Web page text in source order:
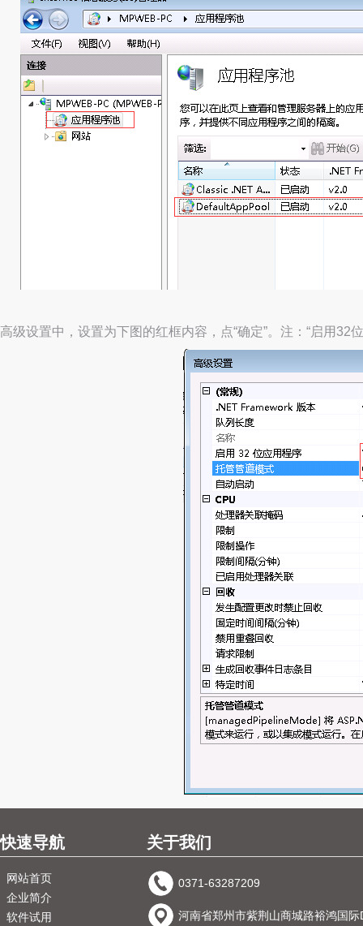
高级设置中，设置为下图的红框内容，点“确定”。注：“启用32
快速导航
网站首页
企业简介
软件试用
关于我们
0371-63287209
河南省郑州市紫荆山商城路裕鸿国